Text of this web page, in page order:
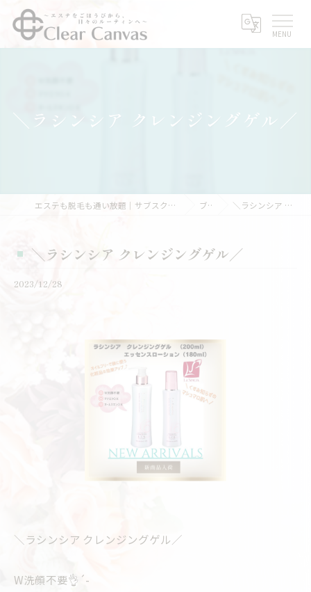
＼ラシンシア クレンジングゲル／
エステも脱毛も通い放題｜サブスクエステなら三重県亀山市のClear Canvas ブログ ＼ラシンシア クレンジングゲル／
＼ラシンシア クレンジングゲル／
2023/12/28
＼ラシンシア クレンジングゲル／
W洗顔不要👌´-